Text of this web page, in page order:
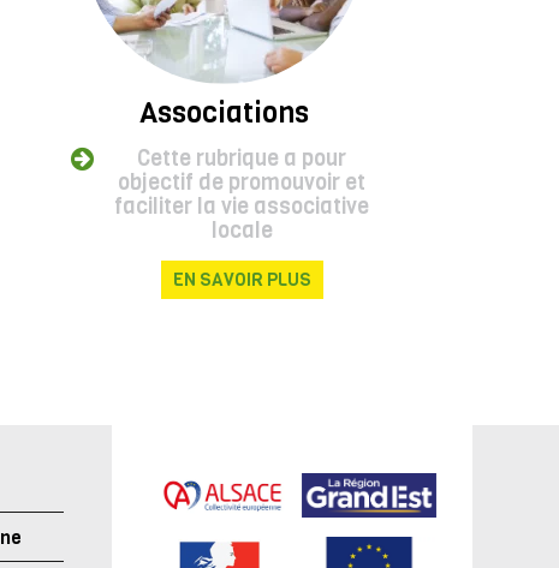
Associations
Cette rubrique a pour
objectif de promouvoir et
faciliter la vie associative
locale
EN SAVOIR PLUS